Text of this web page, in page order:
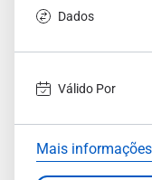
Dados
Válido Por
Mais informações